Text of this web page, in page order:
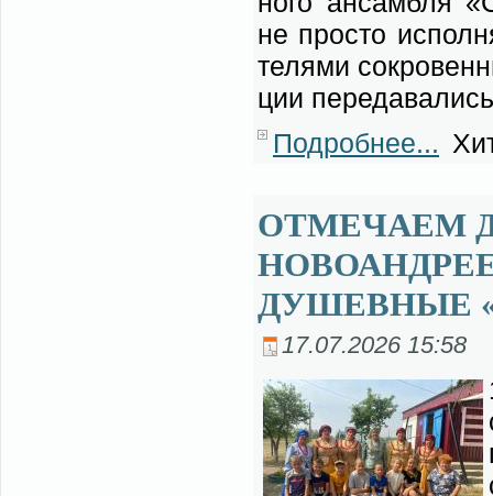
не про­сто
те­ля­ми
ции
Подробнее...
ОТМЕЧАЕМ
ДУШЕВНЫЕ
17.07.2026 15:58